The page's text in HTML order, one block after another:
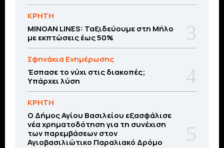
ΚΡΗΤΗ
MINOAN LINES: Ταξιδεύουμε στη Μήλο
με εκπτώσεις έως 50%
Σφηνάκια Ενημέρωσης
Έσπασε το νύχι στις διακοπές;
Υπάρχει λύση
ΚΡΗΤΗ
O Δήμος Αγίου Βασιλείου εξασφάλισε
νέα χρηματοδότηση για τη συνέχιση
των παρεμβάσεων στον
Αγιοβασιλιώτικο Παραλιακό Δρόμο